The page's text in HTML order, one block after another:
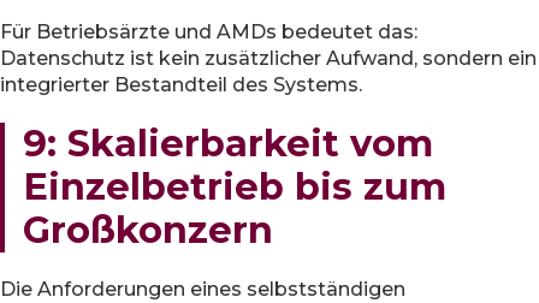
Für Betriebsärzte und AMDs bedeutet das:
Datenschutz ist kein zusätzlicher Aufwand, sondern ein
integrierter Bestandteil des Systems.
9: Skalierbarkeit vom
Einzelbetrieb bis zum
Großkonzern
Die Anforderungen eines selbstständigen